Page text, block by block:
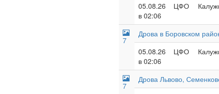
05.08.26
в 02:06
ЦФО
7
Дрова в Боровском
05.08.26
в 02:06
ЦФО
7
Дрова Львово,